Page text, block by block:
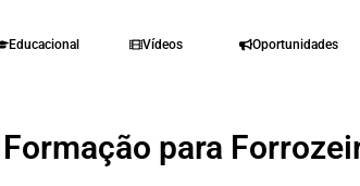
Educacional Vídeos Oportunidades
para